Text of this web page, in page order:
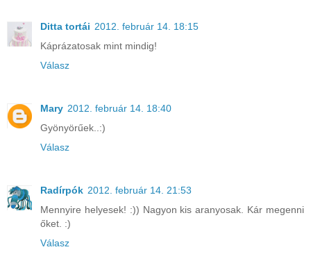
Ditta tortái 2012. február 14. 18:15
Káprázatosak mint mindig!
Válasz
Mary 2012. február 14. 18:40
Gyönyörűek..:)
Válasz
Radírpók 2012. február 14. 21:53
Mennyire helyesek! :)) Nagyon kis aranyosak. Kár megenni
őket. :)
Válasz